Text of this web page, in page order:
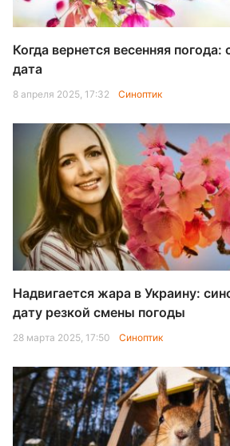
Когда вернется весенняя погода:
дата
8 апреля 2025, 17:32 Синоптик
Надвигается жара в Украину:
дату резкой смены погоды
28 марта 2025, 17:50 Синоптик